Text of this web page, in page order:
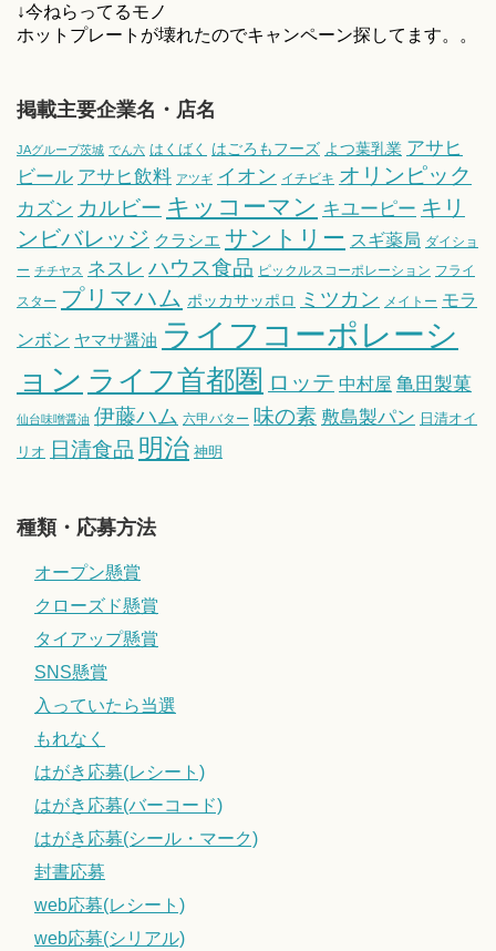
↓今ねらってるモノ
ホットプレートが壊れたのでキャンペーン探してます。。
掲載主要企業名・店名
JAグループ茨城 でん六 はくばく はごろもフーズ よつ葉乳業 アサヒ
ビール アサヒ飲料 アツギ イオン イチビキ オリンピック
カズン カルビー キッコーマン キユーピー キリ
ンビバレッジ クラシエ サントリー スギ薬局 ダイショ
ー チチヤス ネスレ ハウス食品 ピックルスコーポレーション フライ
スター プリマハム ポッカサッポロ ミツカン メイトー モラ
ンボン ヤマサ醤油 ライフコーポレーシ
ョン ライフ首都圏 ロッテ 中村屋 亀田製菓
仙台味噌醤油 伊藤ハム 六甲バター 味の素 敷島製パン 日清オイ
リオ 日清食品 明治 神明
種類・応募方法
オープン懸賞
クローズド懸賞
タイアップ懸賞
SNS懸賞
入っていたら当選
もれなく
はがき応募(レシート)
はがき応募(バーコード)
はがき応募(シール・マーク)
封書応募
web応募(レシート)
web応募(シリアル)